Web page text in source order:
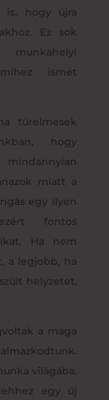
is, hogy újra
Ez sok
ismét
türelmesek
hogy
miatt a
egy ilyen
fontos
Ha nem
a legjobb, ha
helyzetet,
a maga
világába.
egy új